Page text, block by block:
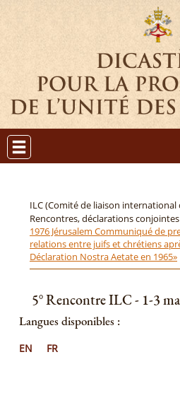
ILC (Comité de liaison international
Rencontres, déclarations
1976 Jérusalem Communiqué de
relations entre juifs et chrétiens
Déclaration Nostra Aetate en 1965»
5° Rencontre ILC - 1-3
Langues disponibles :
EN FR